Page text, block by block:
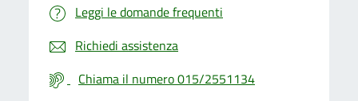
Leggi le domande frequenti
Richiedi assistenza
Chiama il numero 015/2551134